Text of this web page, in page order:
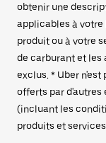
obtenir une
applicables à votre
produit ou à votre
de carburant et les
exclus. * Uber
offerts par d'autres
(incluant les
produits et